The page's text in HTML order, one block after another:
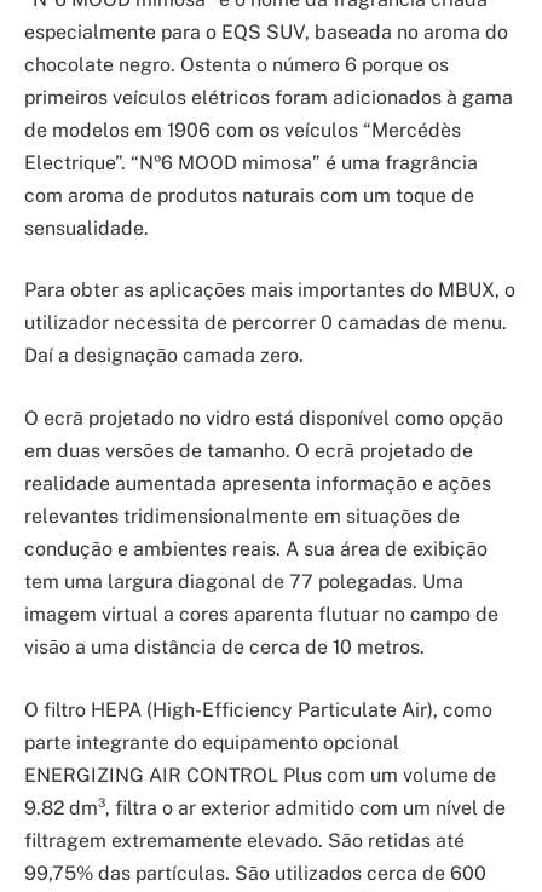
especialmente para o EQS SUV, baseada no aroma do
chocolate negro. Ostenta o número 6 porque os
primeiros veículos elétricos foram adicionados à gama
de modelos em 1906 com os veículos “Mercédès
Electrique”. “Nº6 MOOD mimosa” é uma fragrância
com aroma de produtos naturais com um toque de
sensualidade.
Para obter as aplicações mais importantes do MBUX, o
utilizador necessita de percorrer 0 camadas de menu.
Daí a designação camada zero.
O ecrã projetado no vidro está disponível como opção
em duas versões de tamanho. O ecrã projetado de
realidade aumentada apresenta informação e ações
relevantes tridimensionalmente em situações de
condução e ambientes reais. A sua área de exibição
tem uma largura diagonal de 77 polegadas. Uma
imagem virtual a cores aparenta flutuar no campo de
visão a uma distância de cerca de 10 metros.
O filtro HEPA (High-Efficiency Particulate Air), como
parte integrante do equipamento opcional
ENERGIZING AIR CONTROL Plus com um volume de
9.82 dm³, filtra o ar exterior admitido com um nível de
filtragem extremamente elevado. São retidas até
99,75% das partículas. São utilizados cerca de 600